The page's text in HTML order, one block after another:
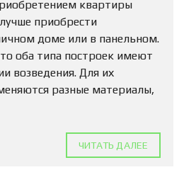
квартиры
приобрести
доме или в панельном.
оба типа построек имеют
возведения. Для их
разные материалы,
ЧИТАТЬ ДАЛЕЕ